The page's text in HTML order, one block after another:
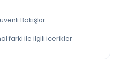
Bakışlar
farki ile ilgili icerikler